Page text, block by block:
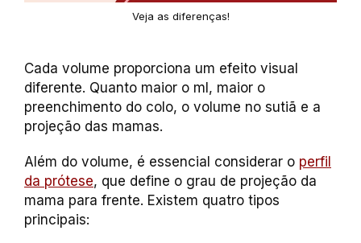
Veja as diferenças!
Cada volume proporciona um efeito visual
diferente. Quanto maior o ml, maior o
preenchimento do colo, o volume no sutiã e a
projeção das mamas.
Além do volume, é essencial considerar o perfil
da prótese, que define o grau de projeção da
mama para frente. Existem quatro tipos
principais: